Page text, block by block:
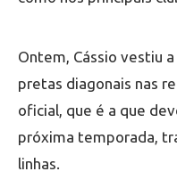
Ontem, Cássio vestiu
pretas diagonais nas
oficial, que é a que
próxima temporada,
linhas.